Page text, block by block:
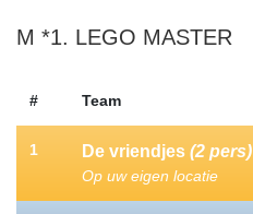
M *1. LEGO MASTER
# Team
1 De vriendjes (2 pers)
Op uw eigen locatie